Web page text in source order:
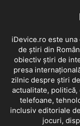
iDevice.ro este
de știri din
obiectiv știri de
presa
zilnic despre știri
actualitate,
telefoane,
inclusiv editoriale
jocuri,